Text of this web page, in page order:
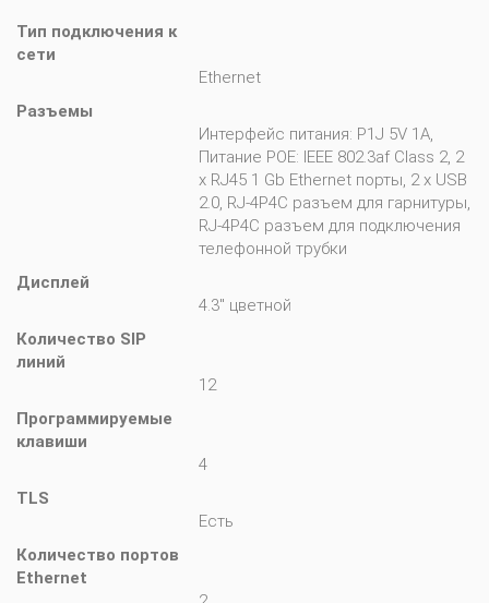
Тип подключения к
сети
Ethernet
Разъемы
Интерфейс питания: P1J 5V 1A,
Питание POE: IEEE 802.3af Class 2, 2
x RJ45 1 Gb Ethernet порты, 2 x USB
2.0, RJ-4P4C разъем для гарнитуры,
RJ-4P4C разъем для подключения
телефонной трубки
Дисплей
4.3" цветной
Количество SIP
линий
12
Программируемые
клавиши
4
TLS
Есть
Количество портов
Ethernet